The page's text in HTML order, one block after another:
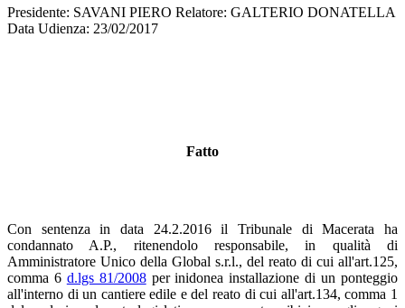
Presidente: SAVANI PIERO Relatore: GALTERIO DONATELLA
Data Udienza: 23/02/2017
Fatto
Con sentenza in data 24.2.2016 il Tribunale di Macerata ha
condannato A.P., ritenendolo responsabile, in qualità di
Amministratore Unico della Global s.r.l., del reato di cui all'art.125,
comma 6 d.lgs 81/2008per inidonea installazione di un ponteggio
all'interno di un cantiere edile e del reato di cui all'art.134, comma 1